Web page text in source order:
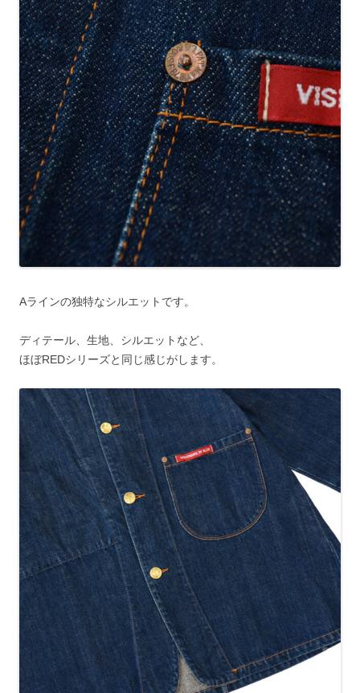
Aラインの独特なシルエットです。
ディテール、生地、シルエットなど、
ほぼREDシリーズと同じ感じがします。